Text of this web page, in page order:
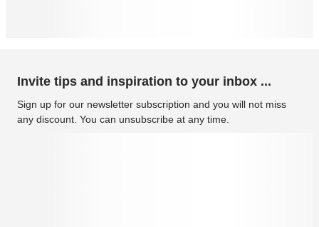
Invite tips and inspiration to your inbox ...
Sign up for our newsletter subscription and you will not miss
any discount. You can unsubscribe at any time.